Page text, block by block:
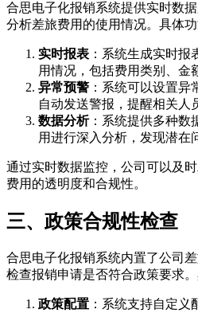
合思电子化报销系统提供实时数
分析差旅费用的使用情况。具体功
实时报表 ：系统生成实时
用情况，包括费用类别、金
异常预警 ：系统可以设置
自动发送警报，提醒相关人
数据分析：系统提供多种数
用进行深入分析，发现潜在
通过实时数据监控，公司可以及
费用的透明度和合规性。
三、政策合规性检查
合思电子化报销系统内置了公司
检查报销申请是否符合政策要求。
政策配置 ：系统支持自定